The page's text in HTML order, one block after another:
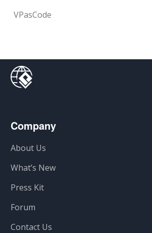
VPasCode
Company
About Us
What’s New
Press Kit
Forum
Contact Us